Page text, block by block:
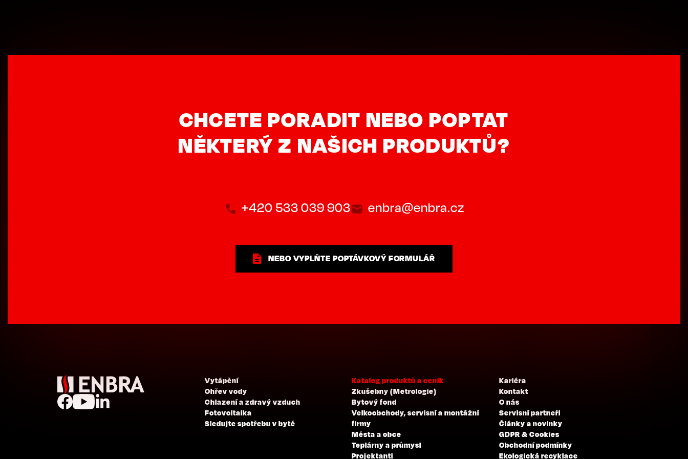
CHCETE PORADIT NEBO POPTAT
NĚKTERÝ Z NAŠICH PRODUKTŮ?
+420 533 039 903 enbra@enbra.cz
NEBO VYPLŇTE POPTÁVKOVÝ FORMULÁŘ
Vytápění
Ohřev vody
Chlazení a zdravý vzduch
Fotovoltaika
Sledujte spotřebu v bytě
Katalog produktů a ceník
Zkušebny (Metrologie)
Bytový fond
Velkoobchody, servisní a montážní
firmy
Města a obce
Teplárny a průmysl
Projektanti
Kariéra
Kontakt
O nás
Servisní partneři
Články a novinky
GDPR & Cookies
Obchodní podmínky
Ekologická recyklace